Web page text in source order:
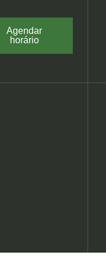
Agendar
horário